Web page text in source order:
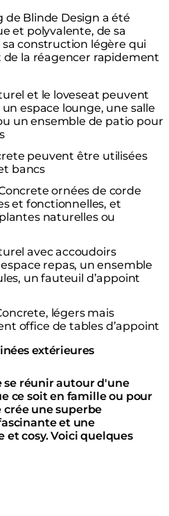
Blinde Design a été
et polyvalente, de sa
construction légère qui
la réagencer rapidement
et le loveseat peuvent
espace lounge, une salle
un ensemble de patio pour
peuvent être utilisées
bancs
ornées de corde
et fonctionnelles, et
naturelles ou
avec accoudoirs
repas, un ensemble
un fauteuil d’appoint
légers mais
office de tables d’appoint
extérieures
se réunir autour d'une
ce soit en famille ou pour
crée une superbe
et une
et cosy. Voici quelques